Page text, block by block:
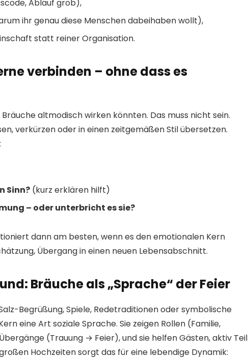
Ablauf grob),
ihr genau diese Menschen dabeihaben wollt),
statt reiner Organisation.
verbinden – ohne dass es
altmodisch wirken könnten. Das muss nicht sein.
verkürzen oder in einen zeitgemäßen Stil übersetzen.
Sinn? (kurz erklären hilft)
– oder unterbricht es sie?
dann am besten, wenn es den emotionalen Kern
Übergang in einen neuen Lebensabschnitt.
Bräuche als „Sprache“ der Feier
Begrüßung, Spiele, Redetraditionen oder symbolische
eine Art soziale Sprache. Sie zeigen Rollen (Familie,
(Trauung → Feier), und sie helfen Gästen, aktiv Teil
Hochzeiten sorgt das für eine lebendige Dynamik: